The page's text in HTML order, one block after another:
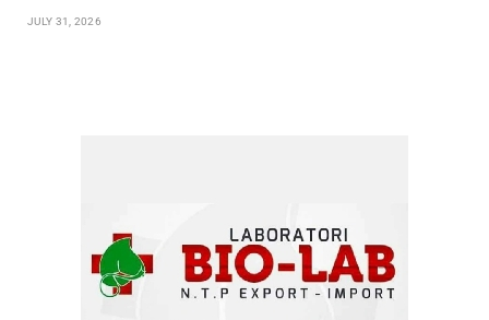
JULY 31, 2026